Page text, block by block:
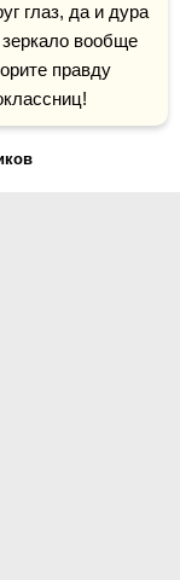
глаз, да и дура
вообще
правду